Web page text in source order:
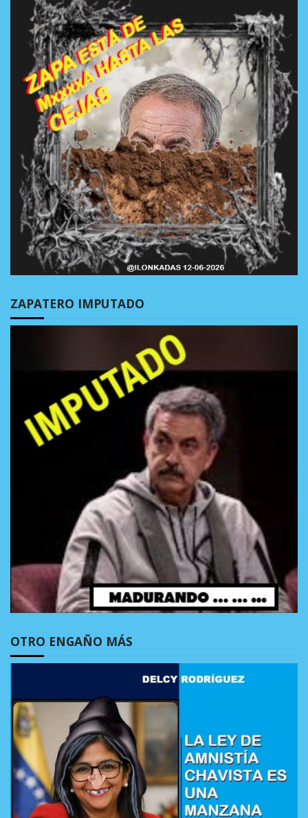
ZAPATERO IMPUTADO
OTRO ENGAÑO MÁS